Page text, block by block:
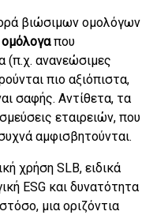
βιώσιμων ομολόγων
που
(π.χ. ανανεώσιμες
πιο αξιόπιστα,
σαφής. Αντίθετα, τα
εταιρειών, που
αμφισβητούνται.
χρήση SLB, ειδικά
ESG και δυνατότητα
μια οριζόντια